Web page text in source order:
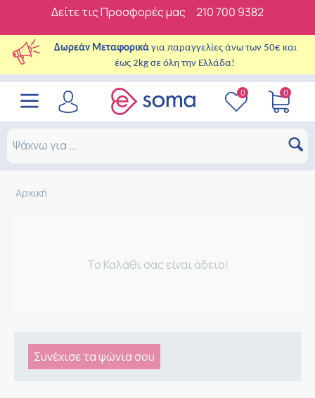
Δείτε τις Προσφορές μας 210 700 9382
Δωρεάν Μεταφορικά για παραγγελίες άνω των 50€ και
έως 2kg σε όλη την Ελλάδα!
0 0
Αρχική
Το Καλάθι σας είναι άδειο!
Συνέχισε τα ψώνια σου